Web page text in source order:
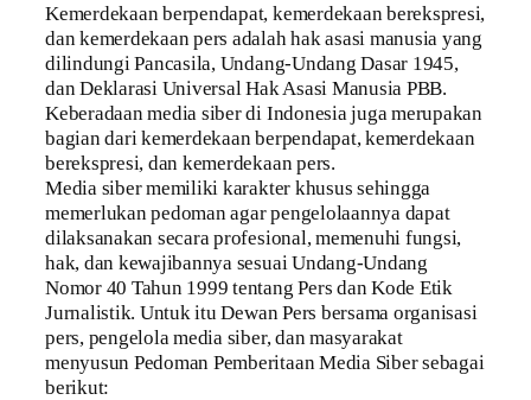
Kemerdekaan berpendapat, kemerdekaan berekspresi,
dan kemerdekaan pers adalah hak asasi manusia yang
dilindungi Pancasila, Undang-Undang Dasar 1945,
dan Deklarasi Universal Hak Asasi Manusia PBB.
Keberadaan media siber di Indonesia juga merupakan
bagian dari kemerdekaan berpendapat, kemerdekaan
berekspresi, dan kemerdekaan pers.
Media siber memiliki karakter khusus sehingga
memerlukan pedoman agar pengelolaannya dapat
dilaksanakan secara profesional, memenuhi fungsi,
hak, dan kewajibannya sesuai Undang-Undang
Nomor 40 Tahun 1999 tentang Pers dan Kode Etik
Jurnalistik. Untuk itu Dewan Pers bersama organisasi
pers, pengelola media siber, dan masyarakat
menyusun Pedoman Pemberitaan Media Siber sebagai
berikut: